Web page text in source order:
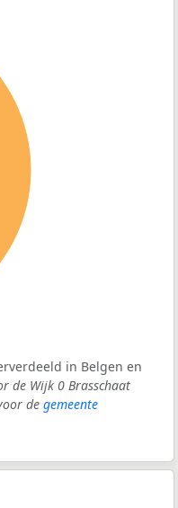
in Belgen en
de Wijk 0 Brasschaat
de gemeente